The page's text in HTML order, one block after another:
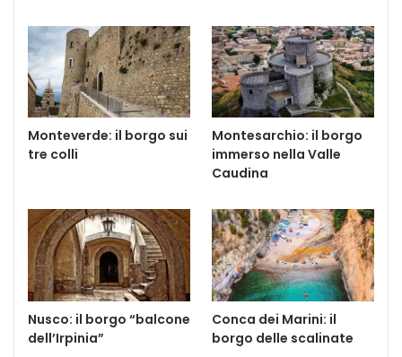
Monteverde: il borgo sui
tre colli
Montesarchio: il borgo
immerso nella Valle
Caudina
Nusco: il borgo “balcone
dell’Irpinia”
Conca dei Marini: il
borgo delle scalinate